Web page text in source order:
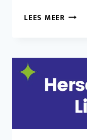
LEES MEER
WAT
DAT?”